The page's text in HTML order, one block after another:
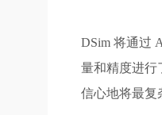
DSim 将通过
量和精度进行
信心地将最复